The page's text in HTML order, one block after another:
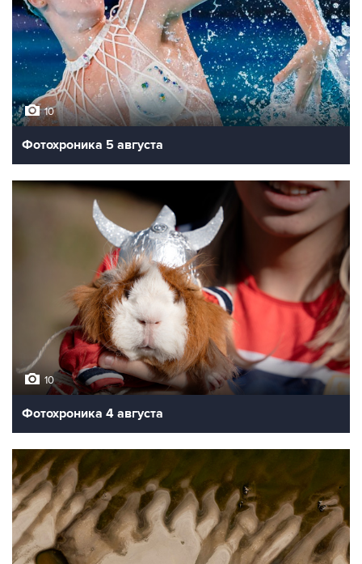
10
Фотохроника 5 августа
10
Фотохроника 4 августа